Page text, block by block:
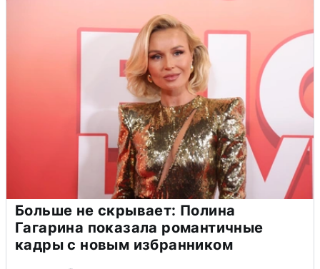
Больше не скрывает: Полина
Гагарина показала романтичные
кадры с новым избранником